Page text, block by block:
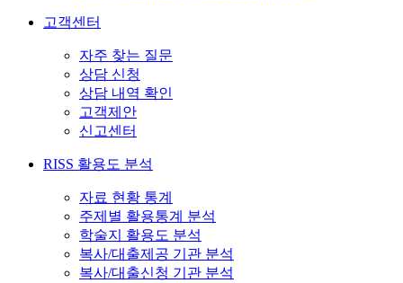
고객센터
자주 찾는 질문
상담 신청
상담 내역 확인
고객제안
신고센터
RISS 활용도 분석
자료 현황 통계
주제별 활용통계 분석
학술지 활용도 분석
복사/대출제공 기관 분석
복사/대출신청 기관 분석